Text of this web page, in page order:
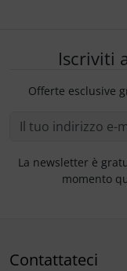
Iscriviti
Offerte esclusive
La newsletter è
momento
Contattateci